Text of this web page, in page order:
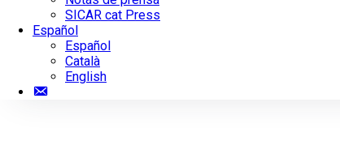
SICAR cat Press
Español
Español
Català
English
Contacto